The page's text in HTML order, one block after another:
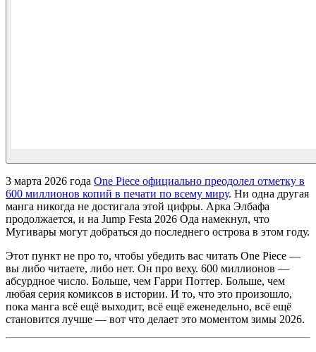
3 марта 2026 года One Piece официально преодолел отметку в
600 миллионов копий в печати по всему миру. Ни одна другая
манга никогда не достигала этой цифры. Арка Элбафа
продолжается, и на Jump Festa 2026 Ода намекнул, что
Мугивары могут добраться до последнего острова в этом году.
Этот пункт не про то, чтобы убедить вас читать One Piece —
вы либо читаете, либо нет. Он про веху. 600 миллионов —
абсурдное число. Больше, чем Гарри Поттер. Больше, чем
любая серия комиксов в истории. И то, что это произошло,
пока манга всё ещё выходит, всё ещё еженедельно, всё ещё
становится лучше — вот что делает это моментом зимы 2026.